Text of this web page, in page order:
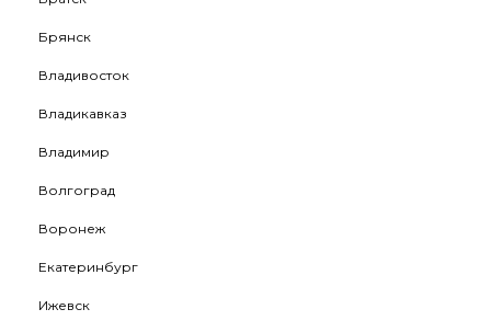
Брянск
Владивосток
Владикавказ
Владимир
Волгоград
Воронеж
Екатеринбург
Ижевск